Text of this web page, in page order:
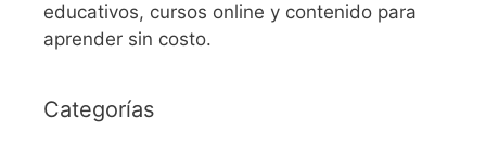
educativos, cursos online y contenido para
aprender sin costo.
Categorías